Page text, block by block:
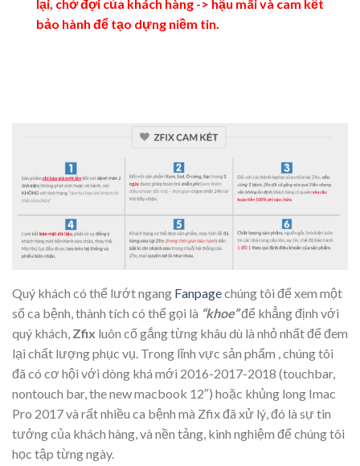
lại, chờ đợi của khách hàng -> hậu mãi và cam kết
bảo hành để tạo dựng niềm tin.
Quý khách có thể lướt ngang Fanpagechúng tôi để xem một
số ca bệnh, thành tích có thể gọi là “khoe”để khẳng định với
quý khách, Zfix luôn cố gắng từng khâu dù là nhỏ nhất để đem
lại chất lượng phục vụ. Trong lĩnh vực sản phẩm , chúng tôi
đã có cơ hội với dòng khá mới 2016-2017-2018 (touchbar,
nontouch bar, the new macbook 12″) hoặc khủng long Imac
Pro 2017 và rất nhiều ca bệnh mà Zfix đã xử lý, đó là sự tin
tưởng của khách hàng, và nền tảng, kinh nghiệm để chúng tôi
học tập từng ngày.